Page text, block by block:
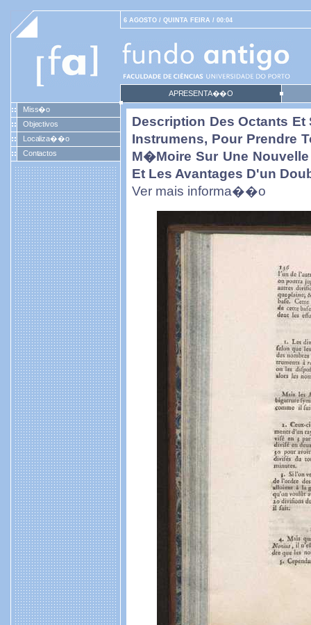
6 AGOSTO / QUINTA FEIRA / 00:04
APRESENTA��O
Miss�o
Objectivos
Localiza��o
Contactos
Description Des Octants Et
Instrumens, Pour Prendre
M�moire Sur Une
Et Les Avantages D'un
Ver mais informa��o